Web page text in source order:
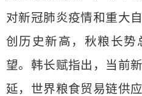
对新冠肺炎疫情和重大
创历史新高，秋粮长势
望。韩长赋指出，当前
延，世界粮食贸易链供